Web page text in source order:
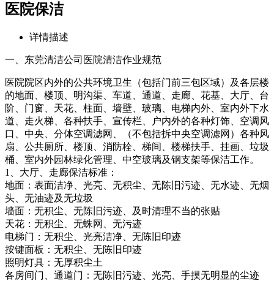
医院保洁
详情描述
一、东莞清洁公司医院清洁作业规范
医院院区内外的公共环境卫生（包括门前三包区域）及各层楼
的地面、楼顶、明沟渠、车道、通道、走廊、花基、大厅、台
阶、门窗、天花、柱面、墙壁、玻璃、电梯内外、室内外下水
道、走火梯、各种扶手、宣传栏、户内外的各种灯饰、空调风
口、中央、分体空调滤网、（不包括拆中央空调滤网）各种风
扇、公共厕所、楼顶、消防栓、梯间、楼梯扶手、挂画、垃圾
桶、室内外园林绿化管理、中空玻璃及钢支架等保洁工作。
1、大厅、走廊保洁标准：
地面：表面洁净、光亮、无积尘、无陈旧污迹、无水迹、无烟
头、无油迹及无垃圾
墙面：无积尘、无陈旧污迹、及时清理不当的张贴
天花：无积尘、无蛛网、无污迹
电梯门：无积尘、光亮洁净、无陈旧印迹
按键面板：无积尘、无陈旧印迹
照明灯具：无厚积尘土
各房间门、通道门：无陈旧污迹、光亮、手摸无明显的尘迹